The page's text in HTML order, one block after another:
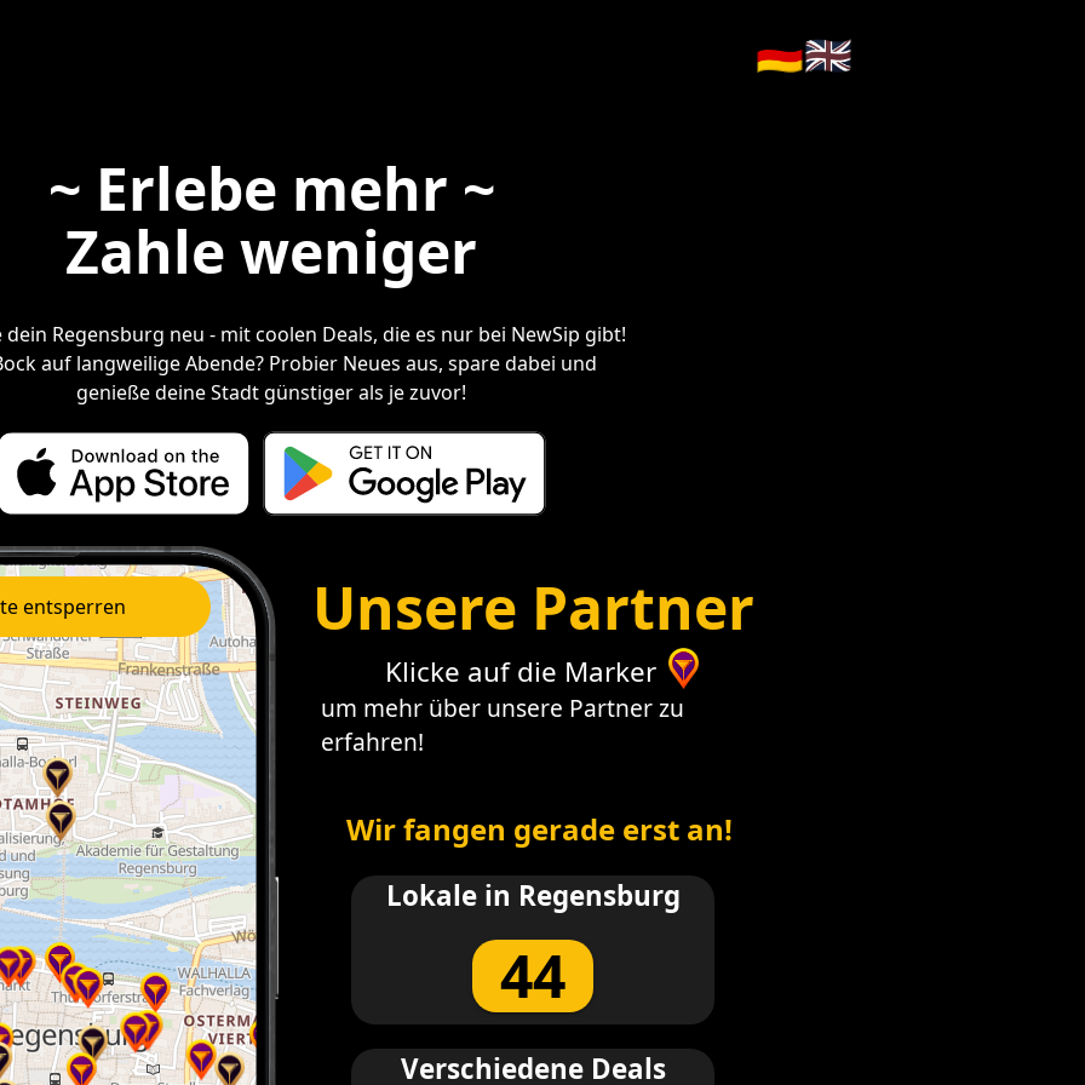
🇩🇪🇬🇧
~ Erlebe mehr ~
Zahle weniger
dein Regensburg neu - mit coolen Deals, die es nur bei NewSip gibt!
auf langweilige Abende? Probier Neues aus, spare dabei und
genieße deine Stadt günstiger als je zuvor!
entsperren Unsere Partner
Klicke auf die Marker
um mehr über unsere Partner zu
erfahren!
Wir fangen gerade erst an!
Lokale in Regensburg
44
Verschiedene Deals